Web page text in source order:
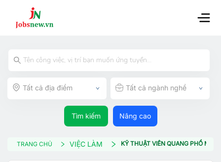
Tất cả địa điểm Tất cả ngành nghề
Tìm kiếm Nâng cao
TRANG CHỦ VIỆC LÀM KỸ THUẬT VIÊN QUANG PHỔ MÔI